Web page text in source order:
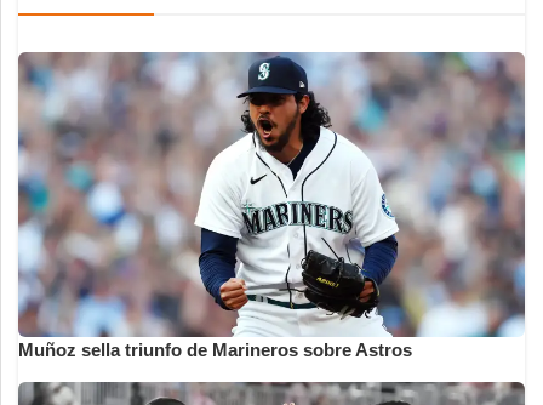
Muñoz sella triunfo de Marineros sobre Astros